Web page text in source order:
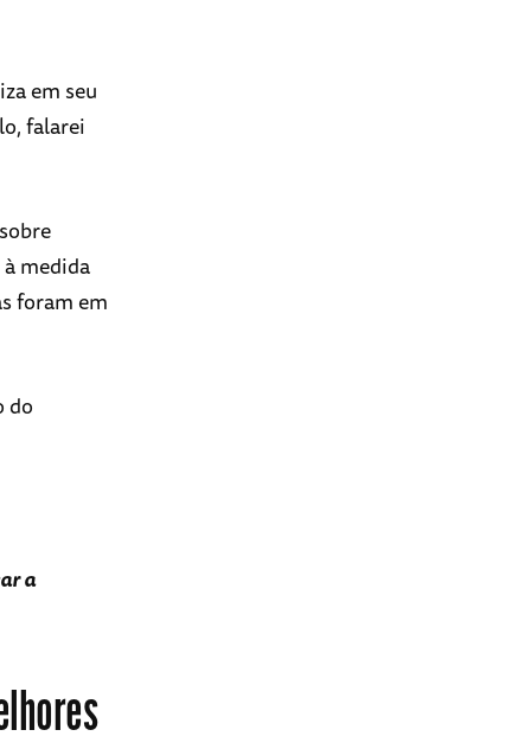
em seu
falarei
medida
foram em
do
a